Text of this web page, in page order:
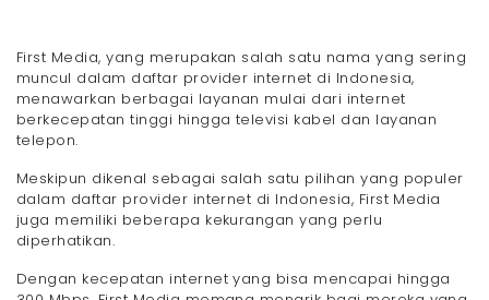
First Media, yang merupakan salah satu nama yang sering
muncul dalam daftar provider internet di Indonesia,
menawarkan berbagai layanan mulai dari internet
berkecepatan tinggi hingga televisi kabel dan layanan
telepon.
Meskipun dikenal sebagai salah satu pilihan yang populer
dalam daftar provider internet di Indonesia, First Media
juga memiliki beberapa kekurangan yang perlu
diperhatikan.
Dengan kecepatan internet yang bisa mencapai hingga